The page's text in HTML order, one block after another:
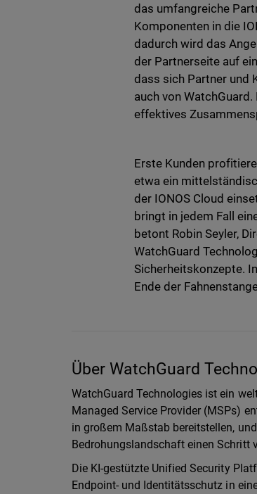
das umfangreiche
Komponenten in die
dadurch wird das
der Partnerseite auf
dass sich Partner und
auch von
effektives
Erste Kunden
etwa ein
der IONOS Cloud
bringt in jedem Fall
betont Robin Seyler,
WatchGuard
Sicherheitskonzepte.
Ende der
Über WatchGuard
WatchGuard Technologies ist ein
Managed Service Provider (MSPs)
in großem Maßstab bereitstellen,
Bedrohungslandschaft einen Schritt
Die KI-gestützte Unified Security
Endpoint- und Identitätsschutz in